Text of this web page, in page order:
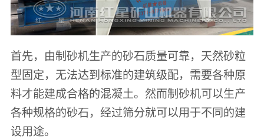
首先，由制砂机生产的砂石质量可靠，天然砂粒
型固定，无法达到标准的建筑级配，需要各种原
料才能建成合格的混凝土。然而制砂机可以生产
各种规格的砂石，经过筛分就可以用于不同的建
设用途。